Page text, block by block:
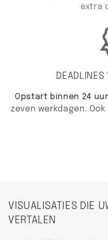
extra
DEADLINES
Opstart binnen 24 uur
zeven werkdagen.
VISUALISATIES DIE
VERTALEN